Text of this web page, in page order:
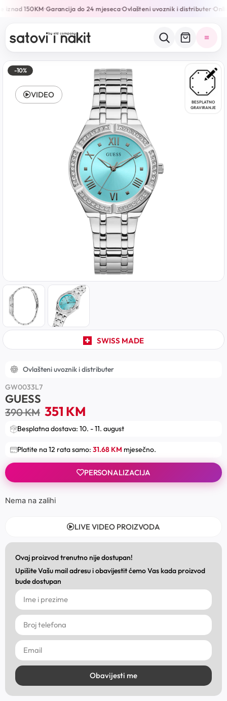
150KM•Garancija do 24 mjeseca•Ovlašteni uvoznik i distributer•
-10%
BESPLATNO
GRAVIRANJE
SWISS MADE
VIDEO
Ovlašteni uvoznik i distributer
GW0033L7
GUESS
390KM 351 KM
Besplatna dostava: 10. - 11. august
Platite na 12 rata samo: 31.68 KM mjesečno.
PERSONALIZACIJA
Nema na zalihi
LIVE VIDEO PROIZVODA
Ovaj proizvod trenutno nije dostupan!
Upišite Vašu mail adresu i obavijestit ćemo Vas kada proizvod
bude dostupan
Obavijesti me